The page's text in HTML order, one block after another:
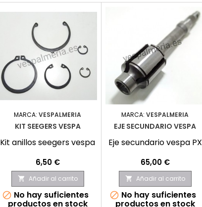
MARCA: VESPALMERIA
KIT SEEGERS VESPA
Kit anillos seegers vespa
Precio
6,50 €
 Añadir al carrito
 No hay suficientes
productos en stock
MARCA: VESPALMERIA
EJE SECUNDARIO VESPA
Eje secundario vespa PX
Precio
65,00 €
 Añadir al carrito
 No hay suficientes
productos en stock